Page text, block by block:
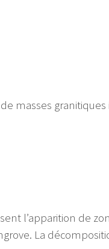
masses
l’apparition de
La